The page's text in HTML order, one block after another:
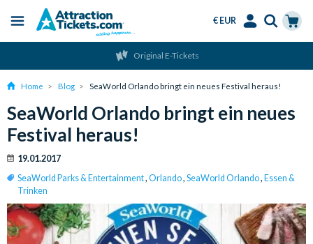
content
Menu
€ EUR
Original E-Tickets
Home Blog SeaWorld Orlando bringt ein neues Festival heraus!
SeaWorld Orlando bringt ein neues
Festival heraus!
19.01.2017
SeaWorld Parks & Entertainment, Orlando, SeaWorld Orlando, Essen &
Trinken